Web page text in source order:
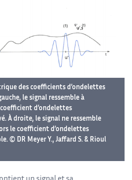
des coefficients d’ondelettes
le signal ressemble à
d’ondelettes
À droite, le signal ne ressemble
le coefficient d’ondelettes
© DR Meyer Y., Jaffard S. & Rioul